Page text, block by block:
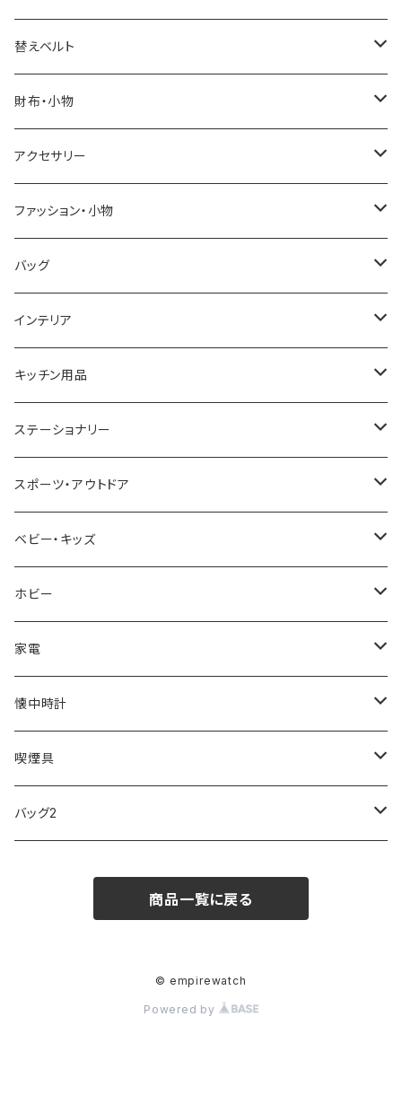
ELGIN
SALVATORE MARRA
CASIO
GRANDEUR
COGU
GAGA MILANO
CACTUS
TIMEX
NIXON
AVALANCHE
ORIENT
ZEPPELIN
SKAGEN
FOOTBALL WATCHES
ARCA FUTURA
替えベルト
COACH
DANIEL WELLINGTON
LACOSTE
DIESEL
MICHAEL KORS
NO BRAND
財布・小物
SONNE
DUCT
TRANSNUMBER
SAAMA HOMME
ARNOLD PALMER
MICHAEL KORS
DIESEL
ALV
Merge
ETTINGER
COACH
BVLGARI
VANQUISH
アクセサリー
GUCCI
TIFFANY&CO
FOLLI FOLLIE
POLICE
PAUL HEWITT
22designstudio
BOTTEGA VENETA
EMPORIO ARMANI
CALVIN KLEIN
DANIEL WELLINGTON
SWAROVSKI
VIVIENNE WESTWOOD
ファッション・小物
DAKS
栃木レザー
NIKE
DUNHILL
NEWYORKER
OROBIANCO
Ellese
COLEMAN
MONTBLANC
Fashion Accessory Cllection
ISLAND
バッグ
MANHATTAN PORTAGE
United HOMME
RODANIA
BEAMZSQUARE
BLAZER CLUB
ANDY HAWARD
G GUSTO
GULLWING
LESPORTSAC
PRADA
インテリア
CRYSTOCRAFT
SEIKO
CITIZEN
BRAUN
RHYTHM
BLOSSOM
MONDAINE
MAWA
その他
キッチン用品
I'mD
Helios
VALENTINO VISCANI
ステーショナリー
LAMY
WATERMAN
PARKER
PELIKAN
CROSS
MONTBLANC
SWAROVSKI
スポーツ・アウトドア
Trangia
Barebones
FEUERHAND
CASIO
ベビー・キッズ
ふわりぃ
ERGO BABY
ホビー
その他
AMOS
OMMIX
COACH
家電
CREATE
TORAY
OMRON
SPICE OF LIFE
懐中時計
MONDAINE
喫煙具
ZIPPO
TSUBOTA PEARL
バッグ2
商品一覧に戻る
© empirewatch
Powered by